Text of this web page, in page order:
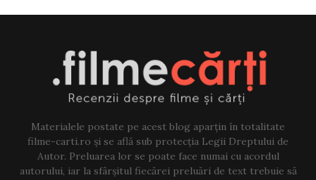
Materialele postate pe acest blog aparțin în totalitate
filme-carti.ro și se află sub protecția Legii Dreptului de
Autor. Preluarea lor se poate face numai cu acordul
autorului, iar la sfârșitul fiecărei preluări de text trebuie să